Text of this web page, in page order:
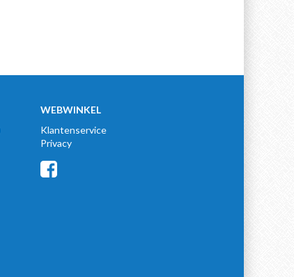
WEBWINKEL
Klantenservice
Privacy